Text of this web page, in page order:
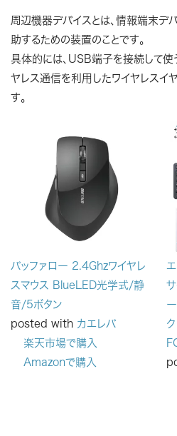
周辺機器デバイスとは、情報端末デ
助するための装置のことです。
具体的には、USB端子を接続して使
ヤレス通信を利用したワイヤレスイ
す。
バッファロー 2.4Ghzワイヤレ
スマウス BlueLED光学式/静
音/5ボタン
posted with カエレバ
楽天市場で購入
Amazonで購入